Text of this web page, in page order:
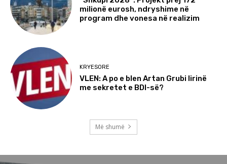
milionë eurosh, ndryshime në
program dhe vonesa në realizim
KRYESORE
VLEN: A po e blen Artan Grubi lirinë
me sekretet e BDI-së?
Më shumë